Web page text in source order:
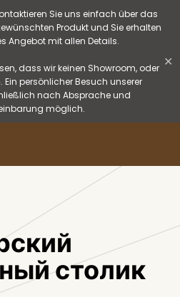
Sie uns einfach über das
Produkt und Sie erhalten
Angebot mit allen Details.
dass wir keinen Showroom, oder
persönlicher Besuch unserer
nach Absprache und
möglich.
✕
столик